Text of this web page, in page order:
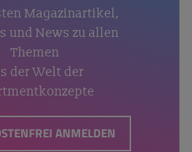
Magazinartikel,
und News zu allen
Themen
der Welt der
ANMELDEN